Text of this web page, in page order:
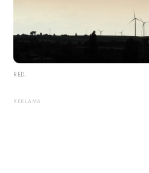
RED.
REKLAMA